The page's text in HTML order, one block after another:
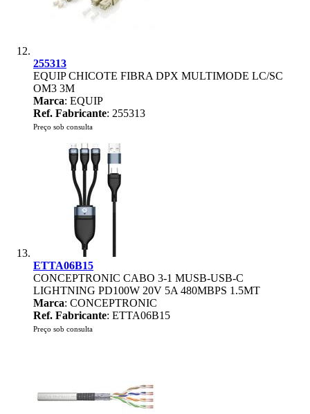
255313
EQUIP CHICOTE FIBRA DPX MULTIMODE LC/SC
OM3 3M
Marca: EQUIP
Ref. Fabricante: 255313
Preço sob consulta
ETTA06B15
CONCEPTRONIC CABO 3-1 MUSB-USB-C
LIGHTNING PD100W 20V 5A 480MBPS 1.5MT
Marca: CONCEPTRONIC
Ref. Fabricante: ETTA06B15
Preço sob consulta